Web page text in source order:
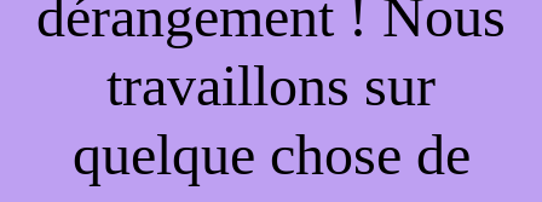
dérangement ! Nous
travaillons sur
quelque chose de